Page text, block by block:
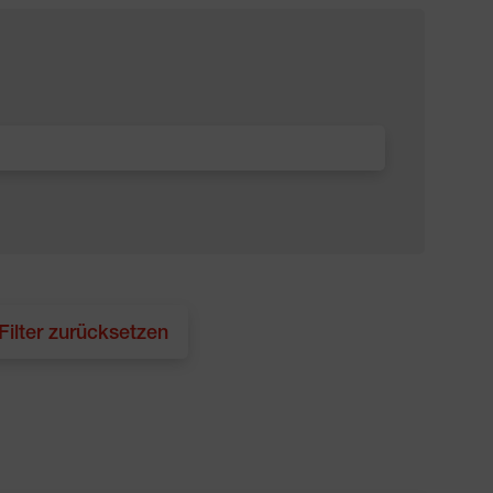
zurücksetzen